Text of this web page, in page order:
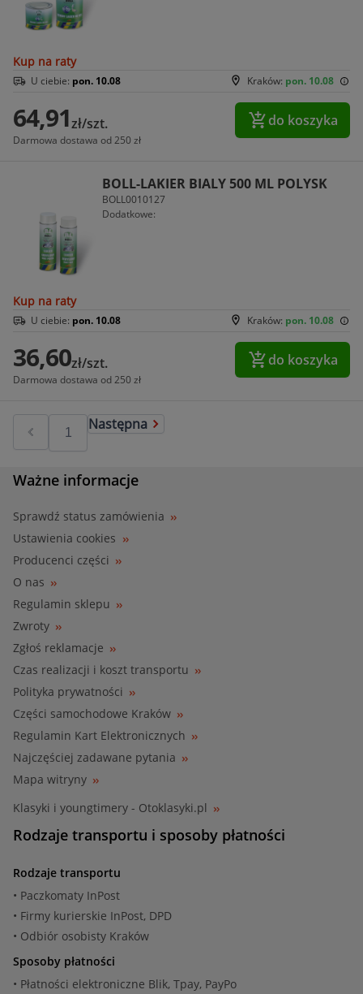
Kup na raty
Kraków: pon. 10.08
U ciebie: pon. 10.08
64,91zł/szt.
Darmowa dostawa od 250 zł
do koszyka
BOLL-LAKIER BIALY 500 ML POLYSK
BOLL0010127
Dodatkowe:
Kup na raty
Kraków: pon. 10.08
U ciebie: pon. 10.08
36,60zł/szt.
Darmowa dostawa od 250 zł
do koszyka
Następna
Ważne informacje
Sprawdź status zamówienia
Ustawienia cookies
Producenci części
O nas
Regulamin sklepu
Zwroty
Zgłoś reklamacje
Czas realizacji i koszt transportu
Polityka prywatności
Części samochodowe Kraków
Regulamin Kart Elektronicznych
Najczęściej zadawane pytania
Mapa witryny
Klasyki i youngtimery - Otoklasyki.pl
Rodzaje transportu i sposoby płatności
Rodzaje transportu
• Paczkomaty InPost
• Firmy kurierskie InPost, DPD
• Odbiór osobisty Kraków
Sposoby płatności
• Płatności elektroniczne Blik, Tpay, PayPo